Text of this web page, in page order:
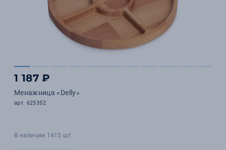
1 187 ₽
Менажница «Delly»
арт. 625352
В наличии 1415 шт.